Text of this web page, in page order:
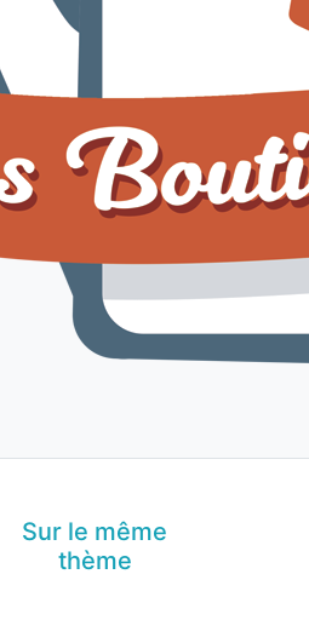
Sur le même
thème